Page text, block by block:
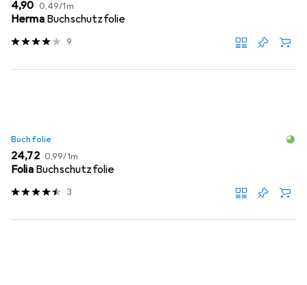
EUR
4,90 EUR
0,49/1m
Herma Buchschutzfolie
9
Buchfolie
EUR
24,72 EUR
0,99/1m
Folia Buchschutzfolie
3